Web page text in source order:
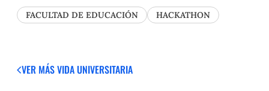
FACULTAD DE EDUCACIÓN HACKATHON
VER MÁSVIDA UNIVERSITARIA